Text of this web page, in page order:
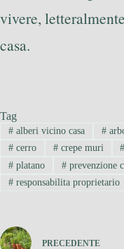
vivere,
casa.
Tag
#alberi vicino casa #
#cerro #crepe muri #
#platano #prevenzione
#responsabilita proprietario
PRECEDENTE